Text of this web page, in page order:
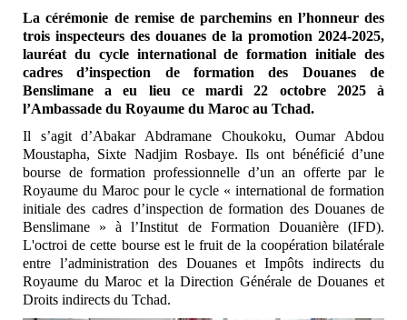
La cérémonie de remise de parchemins en l’honneur des
trois inspecteurs des douanes de la promotion 2024-2025,
lauréat du cycle international de formation initiale des
cadres d’inspection de formation des Douanes de
Benslimane a eu lieu ce mardi 22 octobre 2025 à
l’Ambassade du Royaume du Maroc au Tchad.
Il s’agit d’Abakar Abdramane Choukoku, Oumar Abdou
Moustapha, Sixte Nadjim Rosbaye. Ils ont bénéficié d’une
bourse de formation professionnelle d’un an offerte par le
Royaume du Maroc pour le cycle « international de formation
initiale des cadres d’inspection de formation des Douanes de
Benslimane » à l’Institut de Formation Douanière (IFD).
L'octroi de cette bourse est le fruit de la coopération bilatérale
entre l’administration des Douanes et Impôts indirects du
Royaume du Maroc et la Direction Générale de Douanes et
Droits indirects du Tchad.